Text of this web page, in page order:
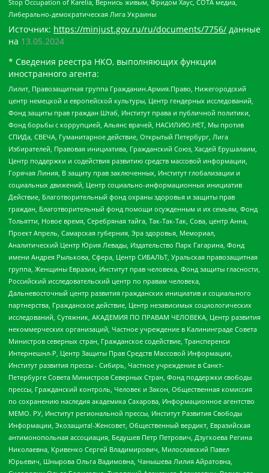
Stop Occupation of Karelia, Вернись живым, Фридом Хаус, СОТА медиа,
Либерально-демократическая Лига Украины
Источник: https://minjust.gov.ru/ru/documents/7756/ данные
на 13.05.2024
* Сведения реестра НКО, выполняющих функции
иностранного агента:
Лилит, Правозащитная группа Гражданин.Армия.Право, Нижегородский
центр немецкой и европейской культуры, Центр гендерных исследований,
Фонд защиты прав граждан Штаб, Институт права и публичной политики,
Фонд борьбы с коррупцией, Альянс врачей, НАСИЛИЮ.НЕТ, Мы против
СПИДа, СВЕЧА, Гуманитарное действие, Открытый Петербург, Лига
Избирателей, Правовая инициатива, Гражданский Союз, Хасдей Ерушалаим,
Центр поддержки и содействия развитию средств массовой информации,
Горячая Линия, В защиту прав заключенных, Институт глобализации и
социальных движений, Центр социально-информационных инициатив
Действие, Благотворительный фонд охраны здоровья и защиты прав
граждан, Благотворительный фонд помощи осужденным и их семьям, Фонд
Тольятти, Новое время, Серебряная тайга, Так-Так-Так, Сова, центр Анна,
Проект Апрель, Самарская губерния, Эра здоровья, Мемориал,
Аналитический Центр Юрия Левады, Издательство Парк Гагарина, Фонд
имени Андрея Рылькова, Сфера, Центр СИБАЛЬТ, Уральская правозащитная
группа, Женщины Евразии, Институт прав человека, Фонд защиты гласности,
Российский исследовательский центр по правам человека,
Дальневосточный центр развития гражданских инициатив и социального
партнерства, Гражданское действие, Центр независимых социологических
исследований, Сутяжник, АКАДЕМИЯ ПО ПРАВАМ ЧЕЛОВЕКА, Центр развития
некоммерческих организаций, Частное учреждение в Калининграде Совета
Министров северных стран, Гражданское содействие, Трансперенси
Интернешнл-Р, Центр Защиты Прав Средств Массовой Информации,
Институт развития прессы - Сибирь, Частное учреждение в Санкт-
Петербурге Совета Министров Северных Стран, Фонд поддержки свободы
прессы, Гражданский контроль, Человек и Закон, Общественная комиссия
по сохранению наследия академика Сахарова, Информационное агентство
МЕМО. РУ, Институт региональной прессы, Институт Развития Свободы
Информации, Экозащита!-Женсовет, Общественный вердикт, Евразийская
антимонопольная ассоциация, Бедушев Петр Петрович, Дзугкоева Регина
Николаевна, Кривенко Сергей Владимирович, Милославский Павел
Юрьевич, Шнырова Ольга Вадимовна, Чанышева Лилия Айратовна,